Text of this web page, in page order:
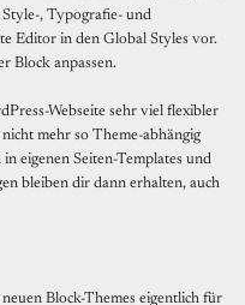
, Typografie- und
Editor in den Global Styles vor.
Block anpassen.
Webseite sehr viel flexibler
mehr so Theme-abhängig
eigenen Seiten-Templates und
bleiben dir dann erhalten, auch
Block-Themes eigentlich für